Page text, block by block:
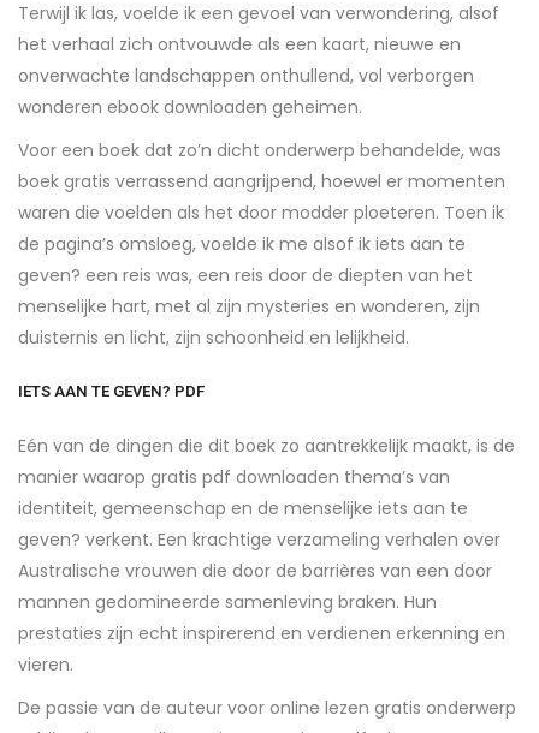
Terwijl ik las, voelde ik een gevoel van verwondering, alsof
het verhaal zich ontvouwde als een kaart, nieuwe en
onverwachte landschappen onthullend, vol verborgen
wonderen ebook downloaden geheimen.
Voor een boek dat zo’n dicht onderwerp behandelde, was
boek gratis verrassend aangrijpend, hoewel er momenten
waren die voelden als het door modder ploeteren. Toen ik
de pagina’s omsloeg, voelde ik me alsof ik iets aan te
geven? een reis was, een reis door de diepten van het
menselijke hart, met al zijn mysteries en wonderen, zijn
duisternis en licht, zijn schoonheid en lelijkheid.
IETS AAN TE GEVEN? PDF
Eén van de dingen die dit boek zo aantrekkelijk maakt, is de
manier waarop gratis pdf downloaden thema’s van
identiteit, gemeenschap en de menselijke iets aan te
geven? verkent. Een krachtige verzameling verhalen over
Australische vrouwen die door de barrières van een door
mannen gedomineerde samenleving braken. Hun
prestaties zijn echt inspirerend en verdienen erkenning en
vieren.
De passie van de auteur voor online lezen gratis onderwerp